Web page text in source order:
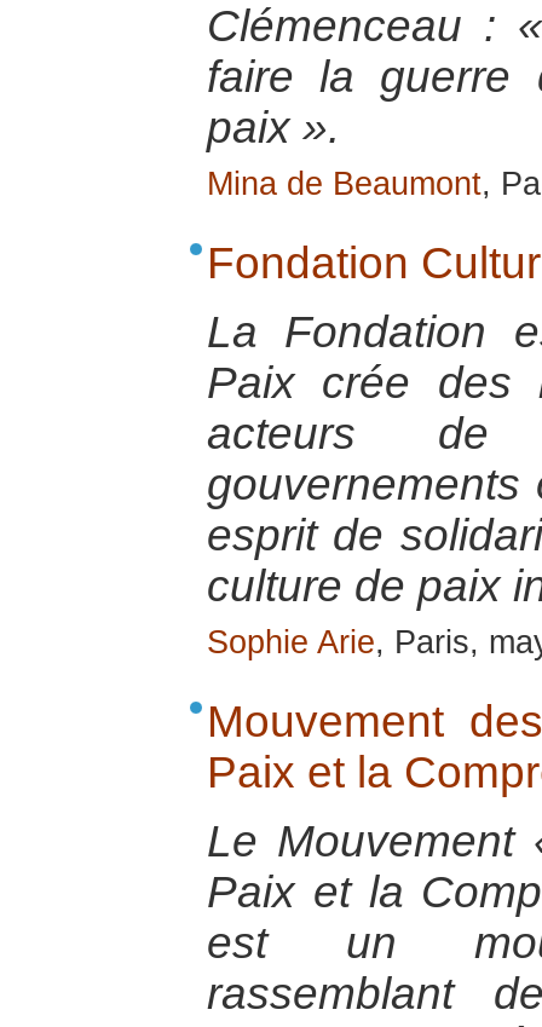
Clémenceau :
faire la guerre
paix ».
Mina de Beaumont,
Fondation
La Fondation
Paix crée des
acteurs de
esprit de
culture de paix
Sophie Arie, Paris,
Mouvement
Paix et la
Le Mouvement
Paix et la
est un
rassemblant